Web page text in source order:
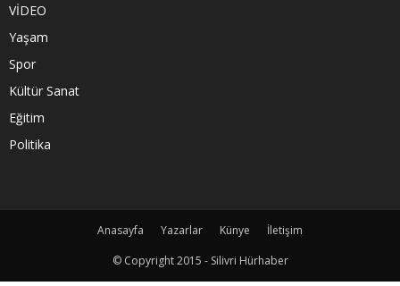
VİDEO
Yaşam
Spor
Kültür Sanat
Eğitim
Politika
Anasayfa Yazarlar Künye
İletişim
© Copyright 2015 - Silivri Hürhaber